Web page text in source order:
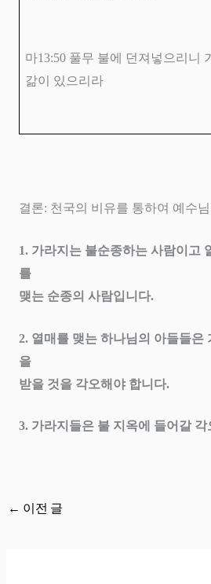
마13:50 풀무 불에 던져넣으리니
갊이 있으리라
결론: 천국의 비유를 통하여 예수
1. 가라지는 불순종하는 사람이고
를
맺는 순종의 사람입니다.
2. 열매를 맺는 하나님의 아들들은
을
받을 것을 각오해야 합니다.
3. 가라지들은 불 지옥에 들어갈
← 이전 글